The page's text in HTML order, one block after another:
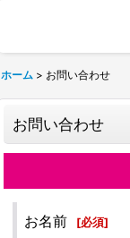
ホーム > お問い合わせ
お問い合わせ
お名前 [必須]